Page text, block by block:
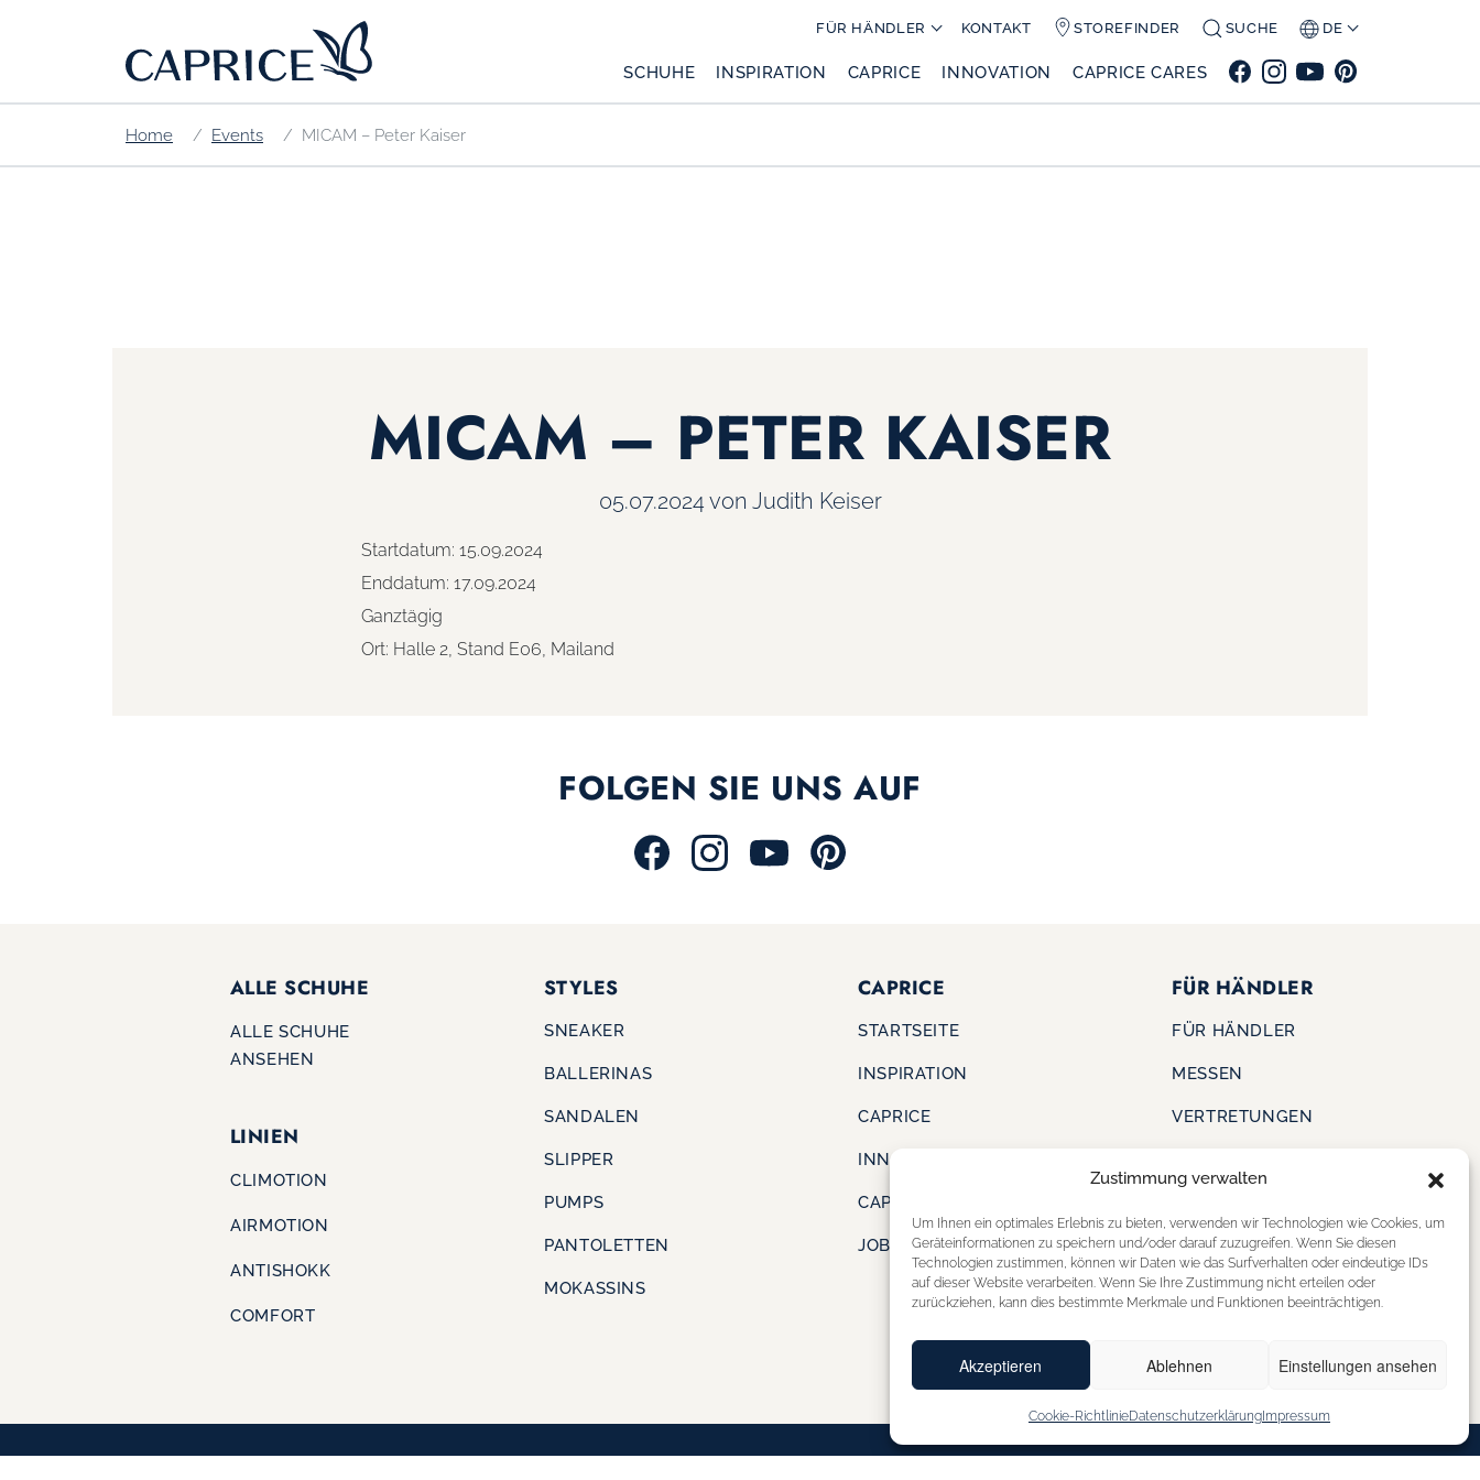
Zustimmung verwalten
Um Ihnen ein optimales Erlebnis zu bieten, verwenden wir Technologien wie Cookies, um
Geräteinformationen zu speichern und/oder darauf zuzugreifen. Wenn Sie diesen
Technologien zustimmen, können wir Daten wie das Surfverhalten oder eindeutige IDs
auf dieser Website verarbeiten. Wenn Sie Ihre Zustimmung nicht erteilen oder
zurückziehen, kann dies bestimmte Merkmale und Funktionen beeinträchtigen.
Akzeptieren Ablehnen Einstellungen ansehen
Cookie-RichtlinieDatenschutzerklärungImpressum
SCHUHE INSPIRATION CAPRICE INNOVATION CAPRICE CARES
FÜR HÄNDLER KONTAKT STOREFINDER SUCHE DE
Home Events MICAM – Peter Kaiser
MICAM – PETER KAISER
05.07.2024 von Judith Keiser
Startdatum: 15.09.2024
Enddatum: 17.09.2024
Ganztägig
Ort: Halle 2, Stand E06, Mailand
FOLGEN SIE UNS AUF
ALLE SCHUHE
ALLE SCHUHE
ANSEHEN
LINIEN
CLIMOTION
AIRMOTION
ANTISHOKK
COMFORT
STYLES
SNEAKER
BALLERINAS
SANDALEN
SLIPPER
PUMPS
PANTOLETTEN
MOKASSINS
CAPRICE
STARTSEITE
INSPIRATION
CAPRICE
INNOVATION
CAPRICE CARES
JOBS & KARRIERE
FÜR HÄNDLER
FÜR HÄNDLER
MESSEN
VERTRETUNGEN
KONTAKT
SHOE OUTLET
STOREFINDER